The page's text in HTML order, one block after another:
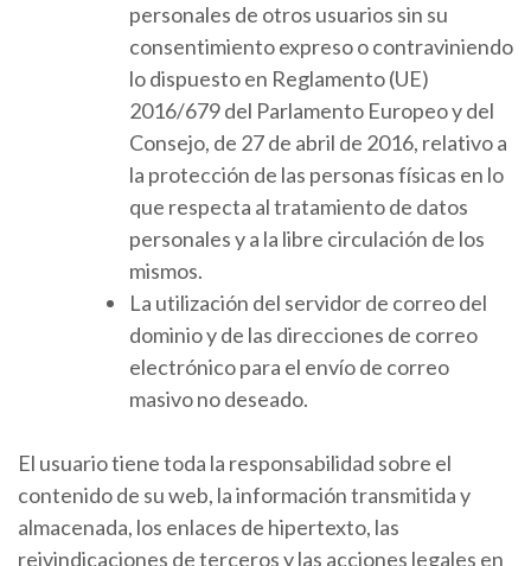
personales de otros usuarios sin su
consentimiento expreso o contraviniendo
lo dispuesto en Reglamento (UE)
2016/679 del Parlamento Europeo y del
Consejo, de 27 de abril de 2016, relativo a
la protección de las personas físicas en lo
que respecta al tratamiento de datos
personales y a la libre circulación de los
mismos.
La utilización del servidor de correo del
dominio y de las direcciones de correo
electrónico para el envío de correo
masivo no deseado.
El usuario tiene toda la responsabilidad sobre el
contenido de su web, la información transmitida y
almacenada, los enlaces de hipertexto, las
reivindicaciones de terceros y las acciones legales en